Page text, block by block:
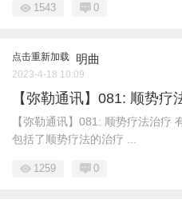
1543 0
点击重新加载 明曲
2023-4-18 10:09
【弥勒通讯】081: 顺势疗
【弥勒通讯】081: 顺势疗法治疗
包括了顺势疗法的治疗 ...
1259 0